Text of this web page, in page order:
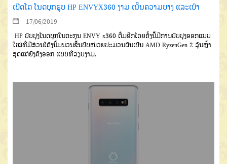
ເປີດໂຕ ໂນດບຸກຮູບ HP ENVYX360 ງາມ ເນັ້ນຄວາມບາງ ແລະເບົາ
17/06/2019
HP ປັບປຸງໂນດບຸກໃນຕະກຸນ ENVY x360 ຕື່ມອີກໂດຍຄັ້ງນີ້ມີການປັບປຸງອອກແບບ
ໃໝ່ທີ່ມີສ່ວນໂຄ້ງນິ້ມນວນຂຶ້ນປັບໜ່ວຍປະມວນຜົນເປັນ AMD RyzenGen 2 ລຸ້ນຫຼ້າ
ສຸດແຕ່ຍັງຄົງອອກ ແບບທີ່ລຽບງາມ.